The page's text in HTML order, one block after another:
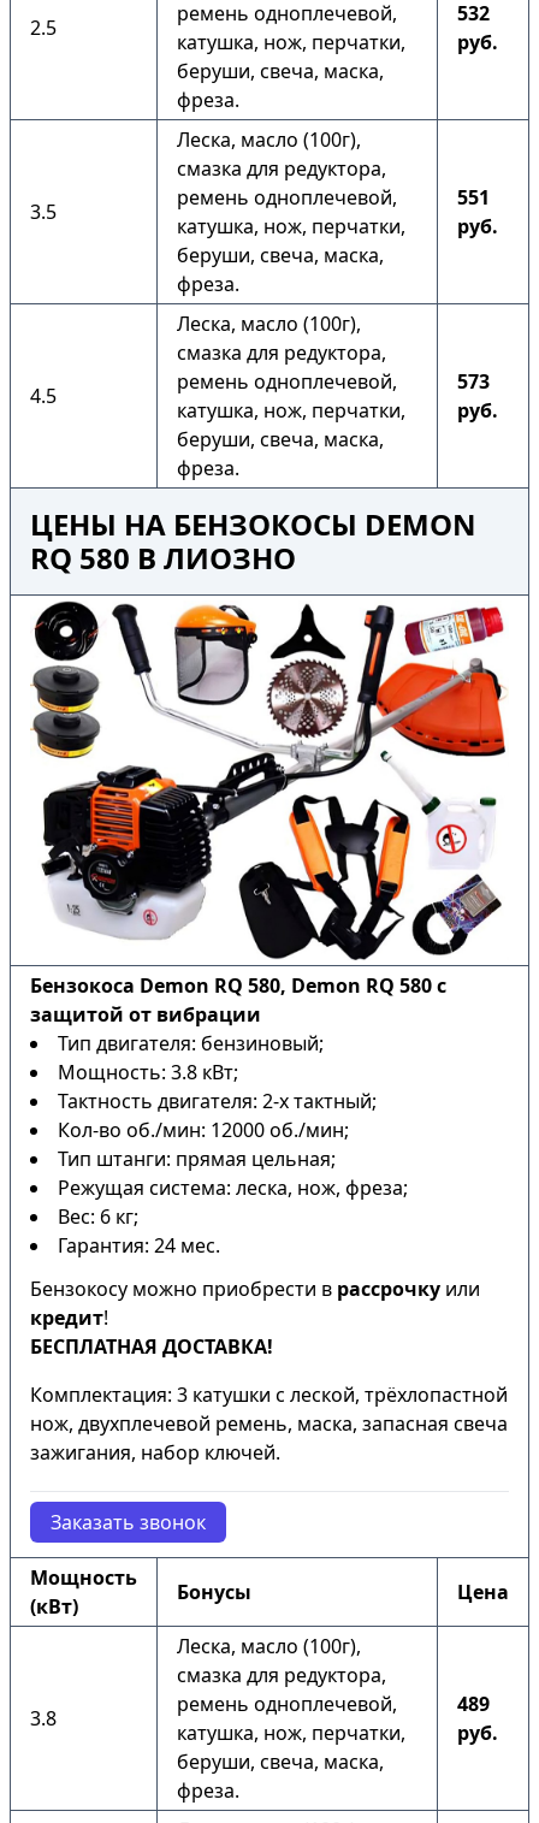
2.5
ремень одноплечевой,
катушка, нож, перчатки,
беруши, свеча, маска,
фреза.
532
руб.
3.5
Леска, масло (100г),
смазка для редуктора,
ремень одноплечевой,
катушка, нож, перчатки,
беруши, свеча, маска,
фреза.
551
руб.
4.5
Леска, масло (100г),
смазка для редуктора,
ремень одноплечевой,
катушка, нож, перчатки,
беруши, свеча, маска,
фреза.
573
руб.
ЦЕНЫ НА БЕНЗОКОСЫ DEMON
RQ 580 В ЛИОЗНО
Бензокоса Demon RQ 580, Demon RQ 580 с
защитой от вибрации
Тип двигателя: бензиновый;
Мощность: 3.8 кВт;
Тактность двигателя: 2-х тактный;
Кол-во об./мин: 12000 об./мин;
Тип штанги: прямая цельная;
Режущая система: леска, нож, фреза;
Вес: 6 кг;
Гарантия: 24 мес.
Бензокосу можно приобрести в рассрочку или
кредит!
БЕСПЛАТНАЯ ДОСТАВКА!
Комплектация: 3 катушки с леской, трёхлопастной
нож, двухплечевой ремень, маска, запасная свеча
зажигания, набор ключей.
Заказать звонок
Мощность
(кВт)
Бонусы Цена
3.8
Леска, масло (100г),
смазка для редуктора,
ремень одноплечевой,
катушка, нож, перчатки,
беруши, свеча, маска,
фреза.
489
руб.